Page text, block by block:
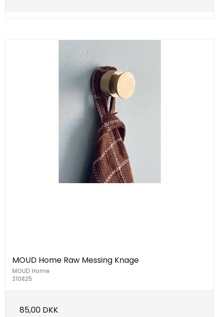
MOUD Home Raw Messing Knage
MOUD Home
210825
85,00 DKK